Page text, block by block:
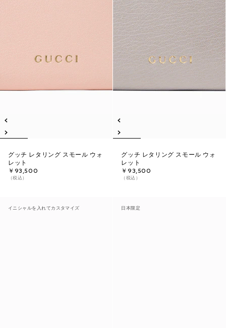
グッチ レタリング スモール ウォ
レット
￥93,500
（税込）
グッチ レタリング スモール ウォ
レット
￥93,500
（税込）
イニシャルを入れてカスタマイズ 日本限定